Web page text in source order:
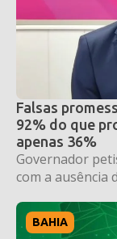
Falsas
92% do que
apenas 36%
Governador
com a ausência
BAHIA